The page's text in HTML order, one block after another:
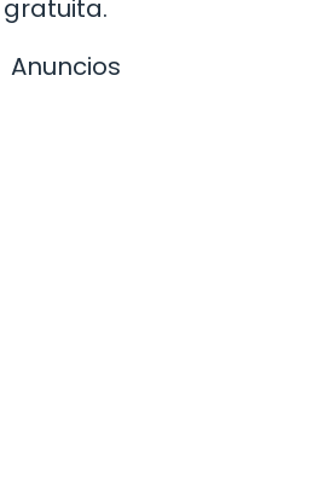
gratuita.
Anuncios